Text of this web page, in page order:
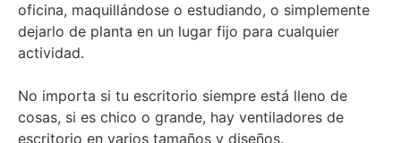
oficina, maquillándose o estudiando, o simplemente
dejarlo de planta en un lugar fijo para cualquier
actividad.
No importa si tu escritorio siempre está lleno de
cosas, si es chico o grande, hay ventiladores de
escritorio en varios tamaños y diseños.